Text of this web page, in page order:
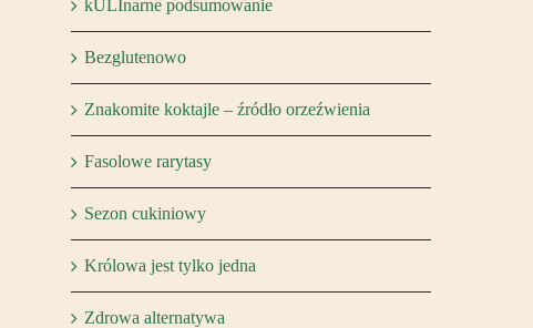
kULInarne podsumowanie
Bezglutenowo
Znakomite koktajle – źródło orzeźwienia
Fasolowe rarytasy
Sezon cukiniowy
Królowa jest tylko jedna
Zdrowa alternatywa